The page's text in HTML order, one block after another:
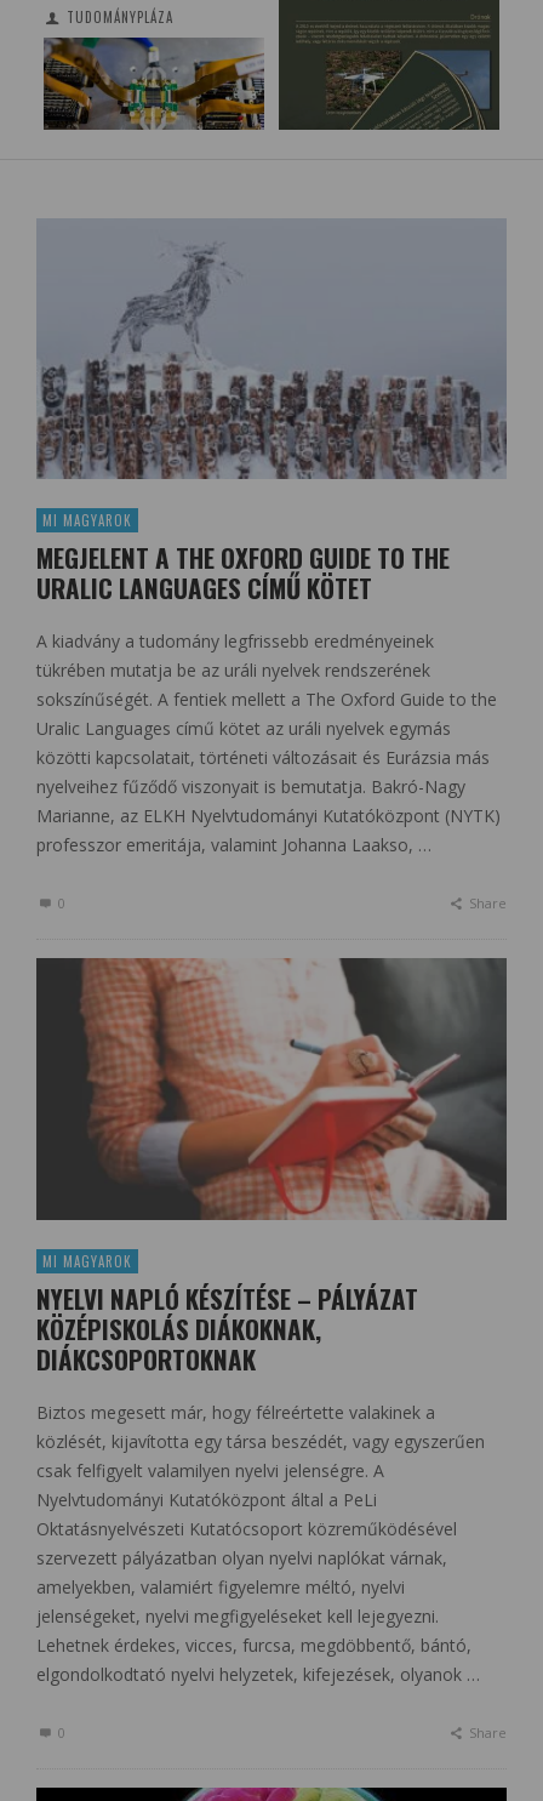
TUDOMÁNYPLÁZA
MI MAGYAROK
MEGJELENT A THE OXFORD GUIDE TO THE
URALIC LANGUAGES CÍMŰ KÖTET
A kiadvány a tudomány legfrissebb eredményeinek
tükrében mutatja be az uráli nyelvek rendszerének
sokszínűségét. A fentiek mellett a The Oxford Guide to the
Uralic Languages című kötet az uráli nyelvek egymás
közötti kapcsolatait, történeti változásait és Eurázsia más
nyelveihez fűződő viszonyait is bemutatja. Bakró-Nagy
Marianne, az ELKH Nyelvtudományi Kutatóközpont (NYTK)
professzor emeritája, valamint Johanna Laakso, …
0 Share
MI MAGYAROK
NYELVI NAPLÓ KÉSZÍTÉSE – PÁLYÁZAT
KÖZÉPISKOLÁS DIÁKOKNAK,
DIÁKCSOPORTOKNAK
Biztos megesett már, hogy félreértette valakinek a
közlését, kijavította egy társa beszédét, vagy egyszerűen
csak felfigyelt valamilyen nyelvi jelenségre. A
Nyelvtudományi Kutatóközpont által a PeLi
Oktatásnyelvészeti Kutatócsoport közreműködésével
szervezett pályázatban olyan nyelvi naplókat várnak,
amelyekben, valamiért figyelemre méltó, nyelvi
jelenségeket, nyelvi megfigyeléseket kell lejegyezni.
Lehetnek érdekes, vicces, furcsa, megdöbbentő, bántó,
elgondolkodtató nyelvi helyzetek, kifejezések, olyanok …
0 Share